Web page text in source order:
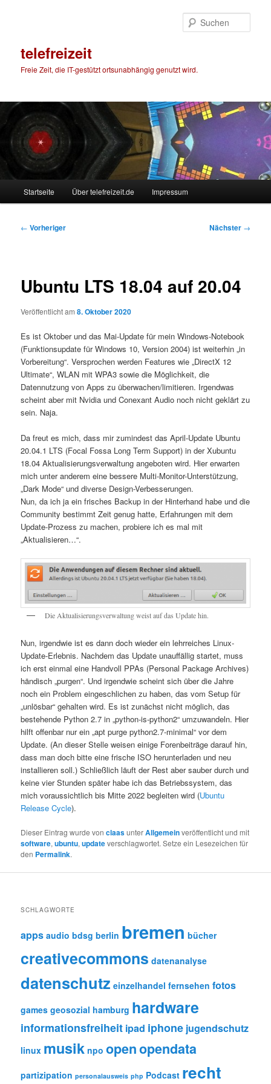
telefreizeit
Freie Zeit, die IT-gestützt ortsunabhängig genutzt wird.
Startseite Über telefreizeit.de Impressum
Beitragsnavigation
← Vorheriger Nächster →
Ubuntu LTS 18.04 auf 20.04
Veröffentlicht am8. Oktober 2020
Es ist Oktober und das Mai-Update für mein Windows-Notebook
(Funktionsupdate für Windows 10, Version 2004) ist weiterhin „in
Vorbereitung“. Versprochen werden Features wie „DirectX 12
Ultimate“, WLAN mit WPA3 sowie die Möglichkeit, die
Datennutzung von Apps zu überwachen/limitieren. Irgendwas
scheint aber mit Nvidia und Conexant Audio noch nicht geklärt zu
sein. Naja.
Da freut es mich, dass mir zumindest das April-Update Ubuntu
20.04.1 LTS (Focal Fossa Long Term Support) in der Xubuntu
18.04 Aktualisierungsverwaltung angeboten wird. Hier erwarten
mich unter anderem eine bessere Multi-Monitor-Unterstützung,
„Dark Mode“ und diverse Design-Verbesserungen.
Nun, da ich ja ein frisches Backup in der Hinterhand habe und die
Community bestimmt Zeit genug hatte, Erfahrungen mit dem
Update-Prozess zu machen, probiere ich es mal mit
„Aktualisieren…“.
Die Aktualisierungsverwaltung weist auf das Update hin.
Nun, irgendwie ist es dann doch wieder ein lehrreiches Linux-
Update-Erlebnis. Nachdem das Update unauffällig startet, muss
ich erst einmal eine Handvoll PPAs (Personal Package Archives)
händisch „purgen“. Und irgendwie scheint sich über die Jahre
noch ein Problem eingeschlichen zu haben, das vom Setup für
„unlösbar“ gehalten wird. Es ist zunächst nicht möglich, das
bestehende Python 2.7 in „python-is-python2“ umzuwandeln. Hier
hilft offenbar nur ein „apt purge python2.7-minimal“ vor dem
Update. (An dieser Stelle weisen einige Forenbeiträge darauf hin,
dass man doch bitte eine frische ISO herunterladen und neu
installieren soll.) Schließlich läuft der Rest aber sauber durch und
keine vier Stunden später habe ich das Betriebssystem, das
mich voraussichtlich bis Mitte 2022 begleiten wird (Ubuntu
Release Cycle).
Dieser Eintrag wurde vonclaasunterAllgemeinveröffentlicht und mit
software,ubuntu,updateverschlagwortet. Setze ein Lesezeichen für
den Permalink.
SCHLAGWORTE
apps audio bdsg berlin bremen bücher
creativecommons datenanalyse
datenschutz einzelhandel fernsehen fotos
games geosozial hamburg hardware
informationsfreiheit ipad iphone jugendschutz
linux musik npo openopendata
partizipation personalausweis php Podcast recht